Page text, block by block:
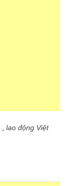
,lao động Việt